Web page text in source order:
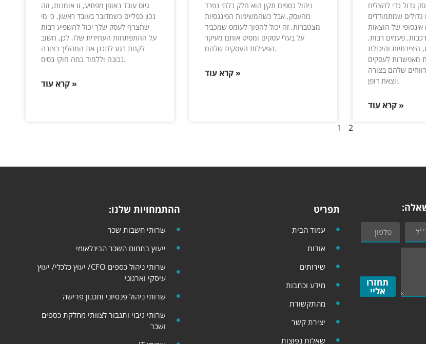
גיוס עובד באופן מפתיע, זו אומנות, וזה
נכון כפליים כשמדובר בעובד ראשון, כי מי
שתצרף לעסק שלך יכול להשפיע רבות
על ההתפתחות העתידית שלו. לכן, חשוב
לקחת רגע לתכנן את התהליך בצורה
נכונה וללמוד כמה חוקי בסיס.
קרא עוד »
ניהול כספים תקין הוא חלק בלתי נפרד
מהעסק, אבל כשהמשימות הפיננסיות
מצטברות, זה יכול להפוך לעומס שמכביד
על בעלי עסקים ומסיט אותם מעיקר
הפעילות העסקית שלהם.
קרא עוד »
גדול כדי להצליח
שמתמודדים
של הוצאות
פעמים רבות,
היצירתיות והיכולת
מאפשרות לעסקים
שלהם בצורה
יוצאת דופן.
קרא עוד »
1 2
תחזרו
אליי
תפריט
עמוד הבית
אודות
שירותים
מידע וכתבות
מהתקשורת
יצירת קשר
שאלות נפוצות
ההתמחויות שלנו:
שרותי חשבות שכר
ייעוץ בתחום השכר הבינלאומי
שרותי ניהול כספים CFO/ יעוץ כלכלי​​/ יעוץ
עיסקי וארגוני
שרותי ניהול פנסיוני ותכנון פרישה
שרותי גיבוי ותגבור לצוותי מחלקת כספים
ושכר